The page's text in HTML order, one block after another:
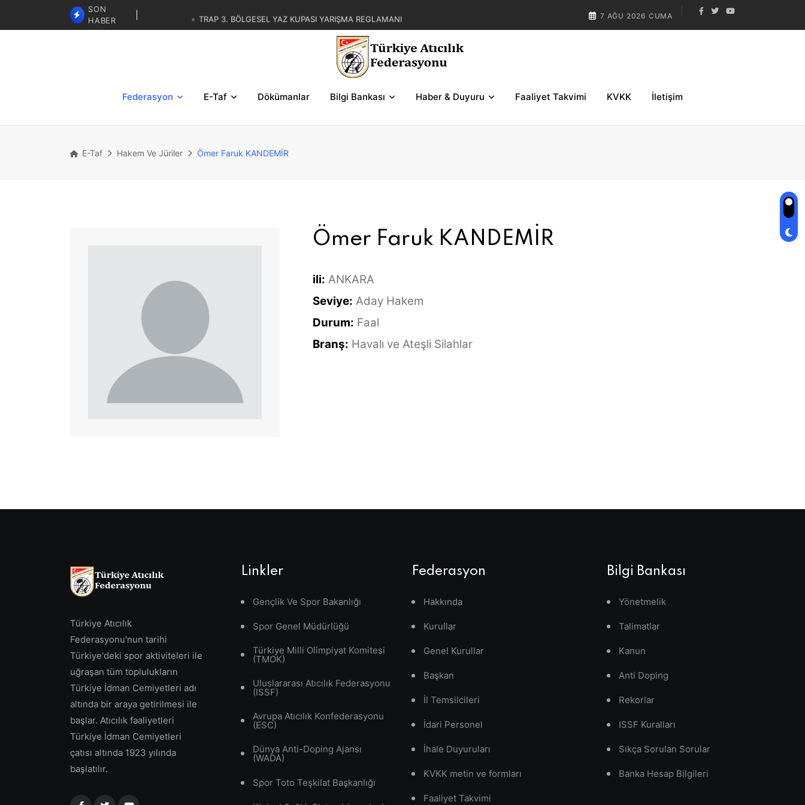
SON
HABER
TRAP 3. BÖLGESEL YAZ KUPASI YARIŞMA REGLAMANI
SKEET - TRAP İBRAHİM KARASAR ZAFER KUPASI YARIŞMALARI HAKEM
TRAP 3. BÖLGESEL YAZ KUPASI YARIŞMALARI KATILIMCI LİSTELERİ
7 AĞU 2026 CUMA
Federasyon E-Taf Dökümanlar Bilgi Bankası Haber & Duyuru Faaliyet Takvimi KVKK İletişim
E-Taf Hakem Ve Jüriler Ömer Faruk KANDEMİR
Ömer Faruk KANDEMİR
ili: ANKARA
Seviye: Aday Hakem
Durum: Faal
Branş: Havalı ve Ateşli Silahlar
Türkiye Atıcılık
Federasyonu'nun tarihi
Türkiye'deki spor aktiviteleri ile
uğraşan tüm toplulukların
Türkiye İdman Cemiyetleri adı
altında bir araya getirilmesi ile
başlar. Atıcılık faaliyetleri
Türkiye İdman Cemiyetleri
çatısı altında 1923 yılında
başlatılır.
Linkler
Gençlik Ve Spor Bakanlığı
Spor Genel Müdürlüğü
Türkiye Milli Olimpiyat Komitesi
(TMOK)
Uluslararası Atıcılık Federasyonu
(ISSF)
Avrupa Atıcılık Konfederasyonu
(ESC)
Dünya Anti-Doping Ajansı
(WADA)
Spor Toto Teşkilat Başkanlığı
Federasyon
Hakkında
Kurullar
Genel Kurullar
Başkan
İl Temsilcileri
İdari Personel
İhale Duyuruları
KVKK metin ve formları
Faaliyet Takvimi
Bilgi Bankası
Yönetmelik
Talimatlar
Kanun
Anti Doping
Rekorlar
ISSF Kuralları
Sıkça Sorulan Sorular
Banka Hesap Bilgileri